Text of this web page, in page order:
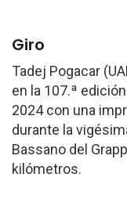
Giro
Tadej Pogacar
en la 107.ª
2024 con una
durante la
Bassano del
kilómetros.